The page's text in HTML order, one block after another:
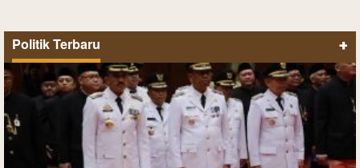
Politik Terbaru +